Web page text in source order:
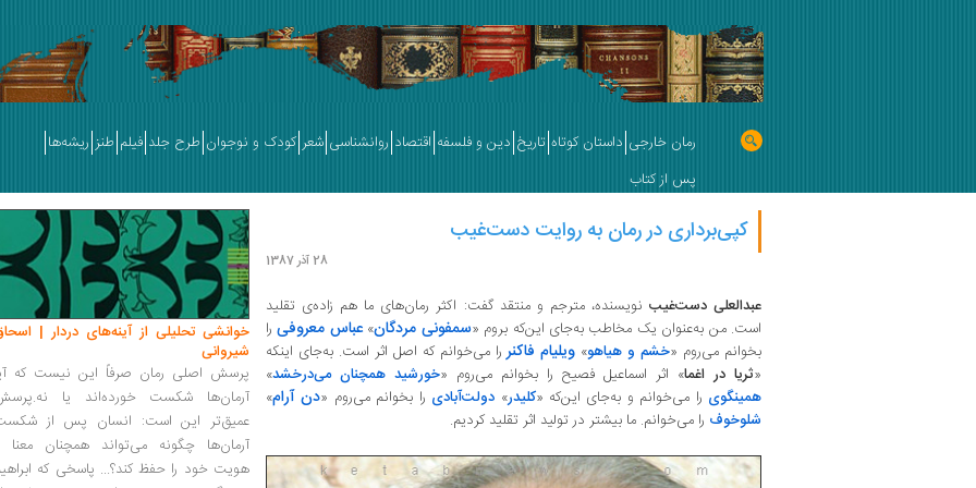
رمان خارجی داستان کوتاه تاریخ دین و فلسفه اقتصاد روانشناسی شعر کودک و نوجوان طرح جلد فیلم طنز ریشه‌ها
پس از کتاب
کپی‌برداری در رمان به روایت دست‌غیب
28 آذر 1387
عبدالعلی دست‌غیب نویسنده، مترجم و منتقد گفت: اکثر رمان‌های ما هم زاده‌ی تقلید
است. من به‌عنوان یک مخاطب به‌جای این‌که بروم «سمفونی مردگان»عباس معروفیرا
بخوانم می‌روم «خشم و هیاهو» ویلیام فاکنررا می‌خوانم که اصل اثر است. به‌جای اینکه
«ثریا در اغما» اثر اسماعیل فصیح را بخوانم می‌روم «خورشید همچنان می‌درخشد»
همینگوی را می‌خوانم و به‌جای این‌که «کلیدر» دولت‌آبادی را بخوانم می‌روم «دن آرام»
شلوخوف را می‌خوانم. ما بیشتر در تولید اثر تقلید کردیم.
خوانشی تحلیلی از آینه‌های دردار |
شیروانی
پرسش اصلی رمان صرفاً این نیست که
آرمان‌ها شکست خورده‌اند یا
عمیق‌تر این است: انسان پس از
آرمان‌ها چگونه می‌تواند همچنان معنا
هویت خود را حفظ کند؟... پاسخی که